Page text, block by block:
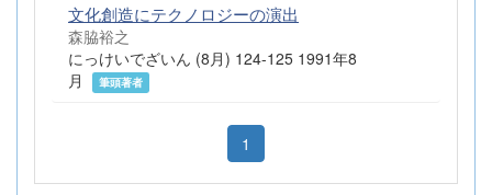
文化創造にテクノロジーの演出
森脇裕之
にっけいでざいん (8月) 124-125 1991年8
月
筆頭著者
1